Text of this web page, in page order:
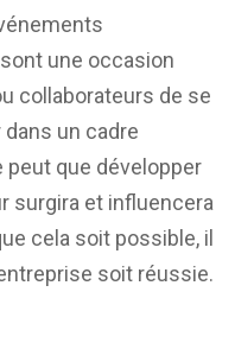
une occasion
collaborateurs de se
un cadre
peut que développer
surgira et influencera
cela soit possible, il
soit réussie.